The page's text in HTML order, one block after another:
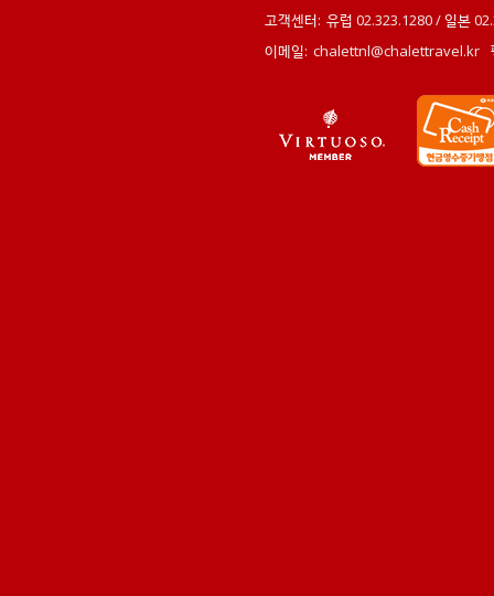
고객센터: 유럽 02.323.1280 / 일본
이메일: chalettnl@chalettravel.kr